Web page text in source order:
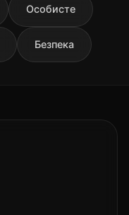
Особисте
Безпека